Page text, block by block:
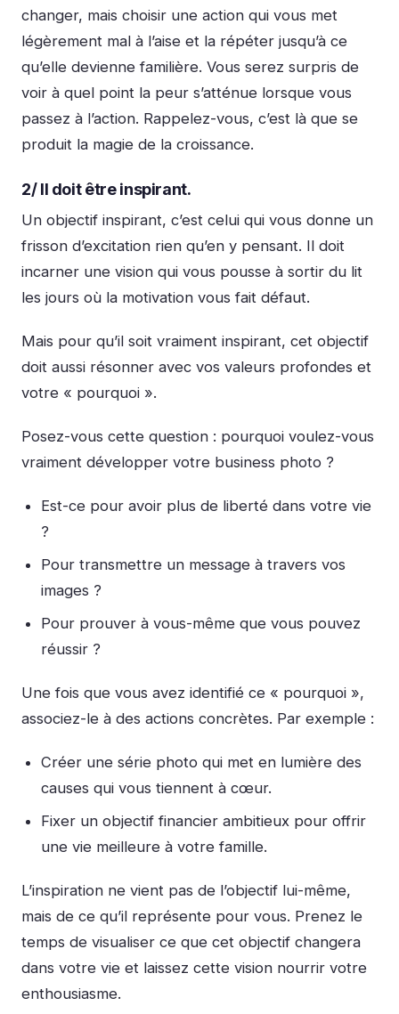
changer, mais choisir une action qui vous met
légèrement mal à l’aise et la répéter jusqu’à ce
qu’elle devienne familière. Vous serez surpris de
voir à quel point la peur s’atténue lorsque vous
passez à l’action. Rappelez-vous, c’est là que se
produit la magie de la croissance.
2/ Il doit être inspirant.
Un objectif inspirant, c’est celui qui vous donne un
frisson d’excitation rien qu’en y pensant. Il doit
incarner une vision qui vous pousse à sortir du lit
les jours où la motivation vous fait défaut.
Mais pour qu’il soit vraiment inspirant, cet objectif
doit aussi résonner avec vos valeurs profondes et
votre « pourquoi ».
Posez-vous cette question : pourquoi voulez-vous
vraiment développer votre business photo ?
Est-ce pour avoir plus de liberté dans votre vie
?
Pour transmettre un message à travers vos
images ?
Pour prouver à vous-même que vous pouvez
réussir ?
Une fois que vous avez identifié ce « pourquoi »,
associez-le à des actions concrètes. Par exemple :
Créer une série photo qui met en lumière des
causes qui vous tiennent à cœur.
Fixer un objectif financier ambitieux pour offrir
une vie meilleure à votre famille.
L’inspiration ne vient pas de l’objectif lui-même,
mais de ce qu’il représente pour vous. Prenez le
temps de visualiser ce que cet objectif changera
dans votre vie et laissez cette vision nourrir votre
enthousiasme.